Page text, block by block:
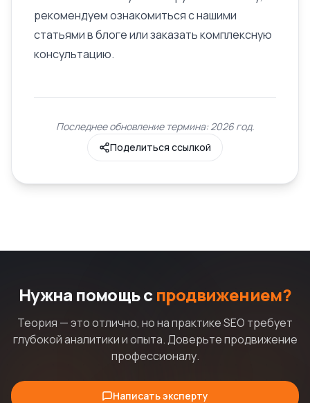
рекомендуем ознакомиться с нашими
статьями в блоге или заказать комплексную
консультацию.
Последнее обновление термина: 2026 год.
Поделиться ссылкой
Нужна помощь с продвижением?
Теория — это отлично, но на практике SEO требует
глубокой аналитики и опыта. Доверьте продвижение
профессионалу.
Написать эксперту